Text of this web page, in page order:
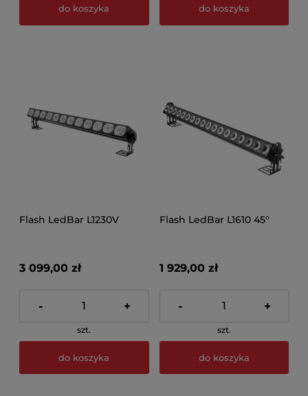
do koszyka do koszyka
Flash LedBar L1230V
3 099,00 zł
- +
szt.
do koszyka
Flash LedBar L1610 45°
1 929,00 zł
- +
szt.
do koszyka